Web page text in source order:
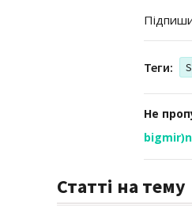
Теги:
Не
Статті на тему